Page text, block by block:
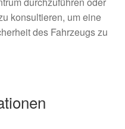
konsultieren, um eine
des Fahrzeugs zu